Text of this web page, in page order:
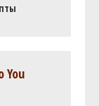
0.45 кг
You